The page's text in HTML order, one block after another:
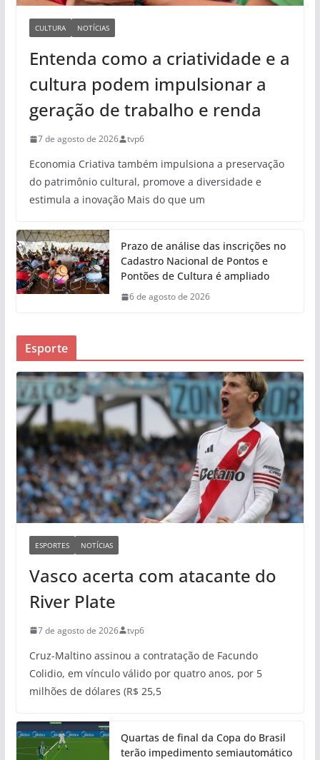
CULTURA NOTÍCIAS
Entenda como a criatividade e a
cultura podem impulsionar a
geração de trabalho e renda
7 de agosto de 2026 tvp6
Economia Criativa também impulsiona a preservação
do patrimônio cultural, promove a diversidade e
estimula a inovação Mais do que um
Prazo de análise das inscrições no
Cadastro Nacional de Pontos e
Pontões de Cultura é ampliado
6 de agosto de 2026
Esporte
ESPORTES NOTÍCIAS
Vasco acerta com atacante do
River Plate
7 de agosto de 2026 tvp6
Cruz-Maltino assinou a contratação de Facundo
Colidio, em vínculo válido por quatro anos, por 5
milhões de dólares (R$ 25,5
Quartas de final da Copa do Brasil
terão impedimento semiautomático